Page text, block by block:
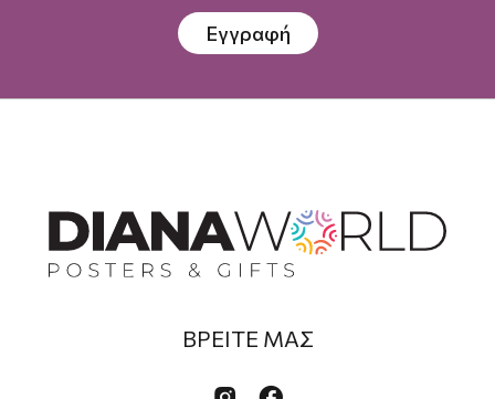
Εγγραφή
ΒΡΕΙΤΕ ΜΑΣ